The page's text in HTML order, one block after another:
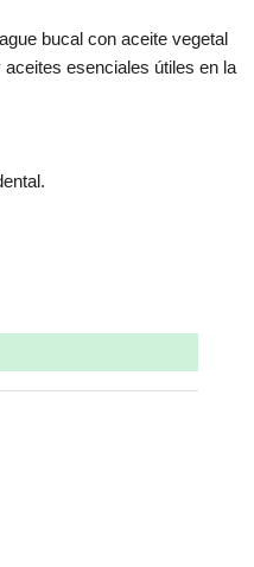
bucal con aceite vegetal
esenciales útiles en la